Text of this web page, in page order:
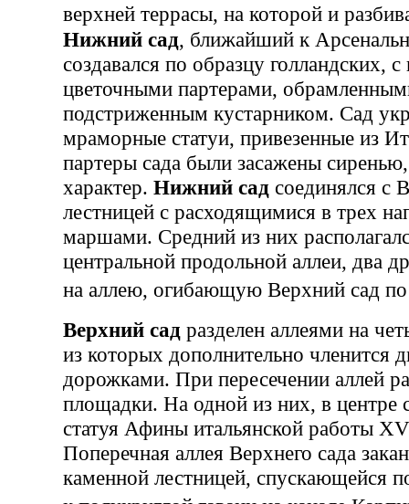
верхней террасы, на которой и
Нижний сад, ближайший к
создавался по образцу голландских,
цветочными партерами,
подстриженным кустарником. Сад
мраморные статуи, привезенные из
партеры сада были засажены
характер. Нижний сад соединялся с
лестницей с расходящимися в трех
маршами. Средний из них
центральной продольной аллеи, два
на аллею, огибающую Верхний сад
Верхний сад разделен аллеями на
из которых дополнительно членится
дорожками. При пересечении аллей
площадки. На одной из них, в центре
статуя Афины итальянской работы
Поперечная аллея Верхнего сада
каменной лестницей, спускающейся